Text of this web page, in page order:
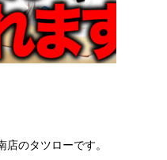
のタツローです。